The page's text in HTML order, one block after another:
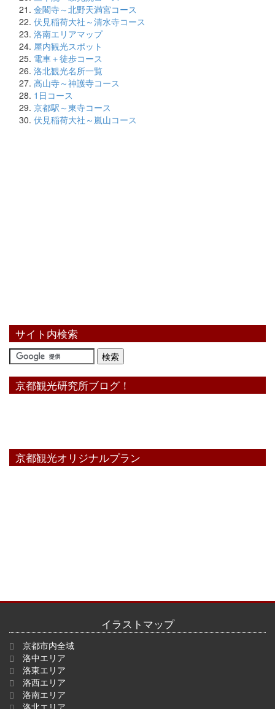
金閣寺～北野天満宮コース
伏見稲荷大社～清水寺コース
洛南エリアマップ
屋内観光スポット
電車＋徒歩コース
洛北観光名所一覧
高山寺～神護寺コース
1日コース
京都駅～東寺コース
伏見稲荷大社～嵐山コース
サイト内検索
京都観光研究所ブログ！
京都観光オリジナルプラン
イラストマップ
京都市内全域
洛中エリア
洛東エリア
洛西エリア
洛南エリア